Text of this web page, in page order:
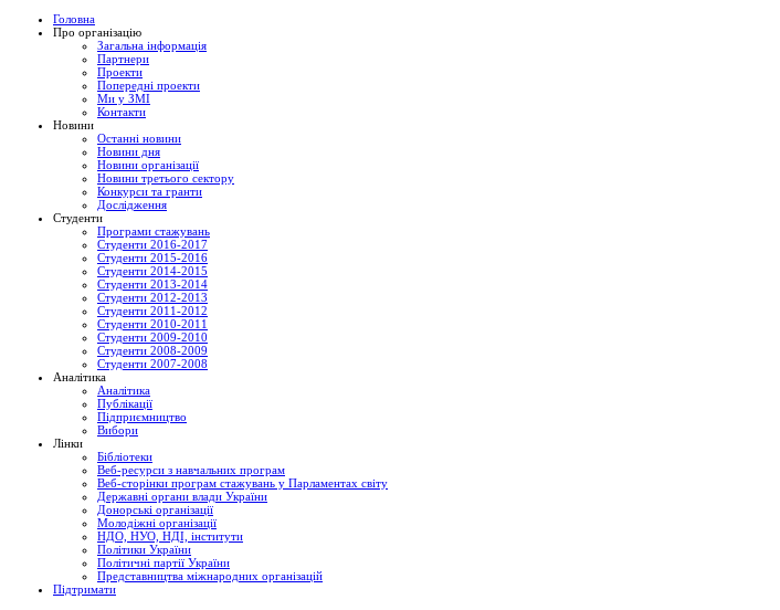
Головна
Про організацію
Загальна інформація
Партнери
Проекти
Попередні проекти
Ми у ЗМІ
Контакти
Новини
Останні новини
Новини дня
Новини організації
Новини третього сектору
Конкурси та гранти
Дослідження
Студенти
Програми стажувань
Студенти 2016-2017
Студенти 2015-2016
Студенти 2014-2015
Студенти 2013-2014
Студенти 2012-2013
Студенти 2011-2012
Студенти 2010-2011
Студенти 2009-2010
Студенти 2008-2009
Студенти 2007-2008
Аналітика
Аналітика
Публікації
Підприємництво
Вибори
Лінки
Бібліотеки
Веб-ресурси з навчальних програм
Веб-сторінки програм стажувань у Парламентах світу
Державні органи влади України
Донорські організації
Молодіжні організації
НДО, НУО, НДІ, інститути
Політики України
Політичні партії України
Представництва міжнародних організацій
Підтримати